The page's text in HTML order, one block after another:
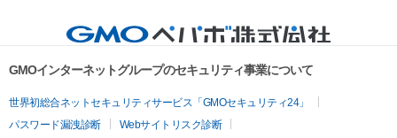
GMOインターネットグループのセキュリティ事業について
世界初総合ネットセキュリティサービス「GMOセキュリティ24」
パスワード漏洩診断
Webサイトリスク診断